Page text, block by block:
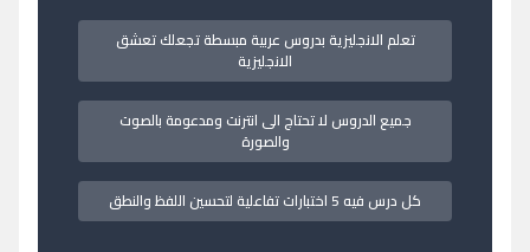
تعلم الانجليزية بدروس عربية مبسطة تجعلك تعشق
الانجليزية
جميع الدروس لا تحتاج الى انترنت ومدعومة بالصوت
والصورة
كل درس فيه 5 اختبارات تفاعلية لتحسين اللفظ والنطق